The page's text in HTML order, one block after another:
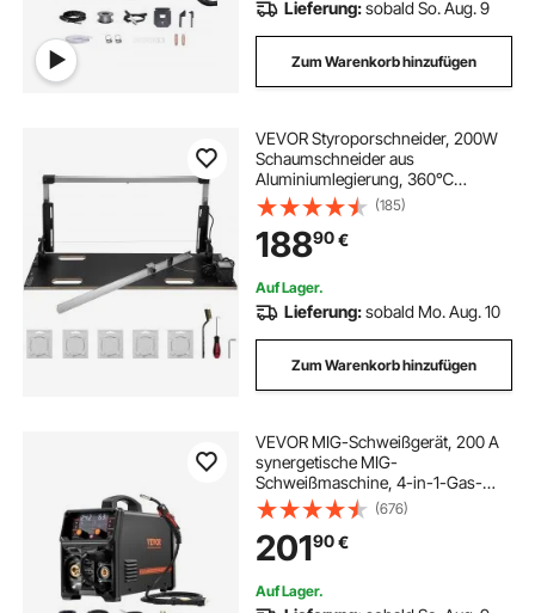
Lieferung:sobald So. Aug. 9
Zum Warenkorb hinzufügen
VEVOR Styroporschneider, 200W
Schaumschneider aus
Aluminiumlegierung, 360℃
Styrocutter mit Nickel-Chrom-
Legierung, 38V
Ausgangsspannung, Schnittdicke
420 mm Nut-Maschine für Profis
oder Heimwerker
(185)
18890€
Auf Lager.
Lieferung:sobald Mo. Aug. 10
Zum Warenkorb hinzufügen
VEVOR MIG-Schweißgerät, 200 A
synergetische MIG-
Schweißmaschine, 4-in-1-Gas-
MIG/Flux Core-MIG/Stick/Lift-TIG-
Mehrprozess-Welder mit IGBT-
Wechselrichtertechnologie und
LCD-Bildschirmanzeige
(676)
20190€
Auf Lager.